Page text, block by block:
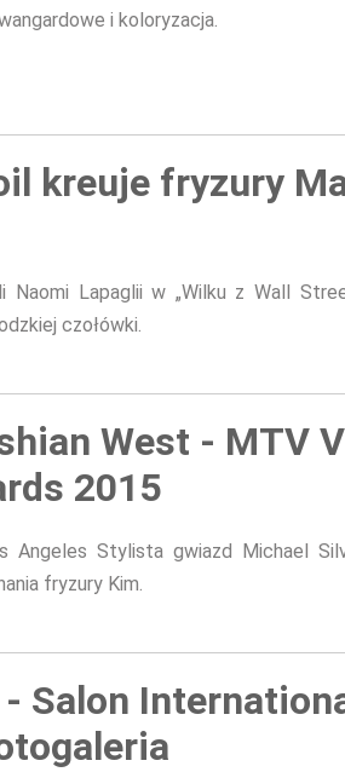
i koloryzacja.
kreuje fryzury
Naomi Lapaglii w „Wilku z Wall
czołówki.
West - MTV
2015
Angeles Stylista gwiazd Michael
fryzury Kim.
Salon